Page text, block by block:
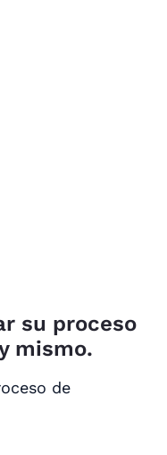
su proceso
mismo.
de